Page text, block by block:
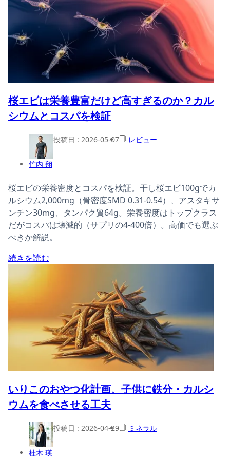
桜エビは栄養豊富だけど高すぎるのか？カル
シウムとコスパを検証
竹内 翔
投稿日 : 2026-05-07 レビュー
桜エビの栄養密度とコスパを検証。干し桜エビ100gでカ
ルシウム2,000mg（骨密度SMD 0.31-0.54）、アスタキサ
ンチン30mg、タンパク質64g。栄養密度はトップクラス
だがコスパは壊滅的（サプリの4-400倍）。高価でも選ぶ
べきか解説。
続きを読む
いりこのおやつ化計画、子供に鉄分・カルシ
ウムを食べさせる工夫
桂木 瑛
投稿日 : 2026-04-29 ミネラル